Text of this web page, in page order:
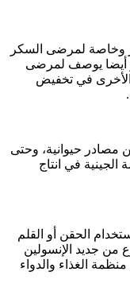
وخاصة لمرضى السكر
أيضا يوصف لمرضى
الأخرى في تخفيض
مصادر حيوانية، وحتى
في انتاج
الحقن أو القلم
من جديد الإنسولين
الغذاء والدواء